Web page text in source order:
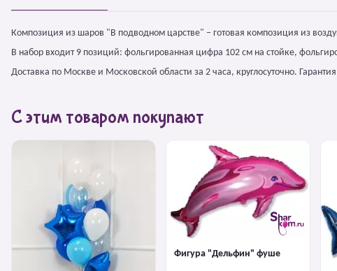
Композиция из шаров "В подводном царстве" – готовая композиция из
В набор входит 9 позиций: фольгированная цифра 102 см на стойке,
Доставка по Москве и Московской области за 2 часа, круглосуточно.
С этим товаром покупают
Фигура "Дельфин" фуше